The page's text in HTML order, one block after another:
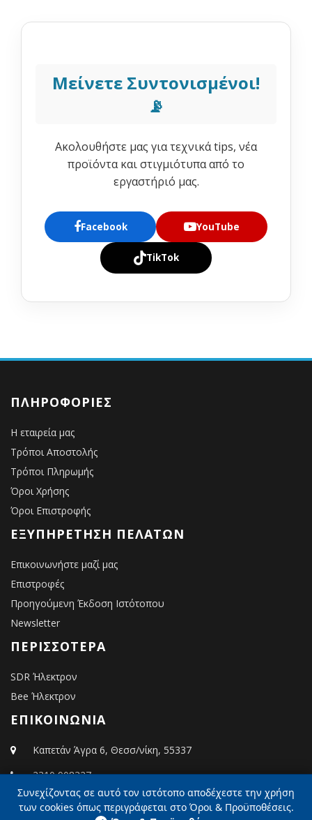
Συνεχίζοντας σε αυτό τον ιστότοπο αποδέχεστε την χρήση
των cookies όπως περιγράφεται στο Όροι & Προϋποθέσεις.
Μείνετε Συντονισμένοι!
📡
Ακολουθήστε μας για τεχνικά tips, νέα
προϊόντα και στιγμιότυπα από το
εργαστήριό μας.
Facebook YouTube
TikTok
ΠΛΗΡΟΦΟΡΊΕΣ
Η εταιρεία μας
Τρόποι Αποστολής
Τρόποι Πληρωμής
Όροι Χρήσης
Όροι Επιστροφής
ΕΞΥΠΗΡΈΤΗΣΗ ΠΕΛΑΤΏΝ
Επικοινωνήστε μαζί μας
Επιστροφές
Προηγούμενη Έκδοση Ιστότοπου
Newsletter
ΠΕΡΙΣΣΌΤΕΡΑ
SDR Ήλεκτρον
Bee Ήλεκτρον
ΕΠΙΚΟΙΝΩΝΙΑ
Καπετάν Άγρα 6, Θεσσ/νίκη, 55337
2310 908327
info@elektron.gr